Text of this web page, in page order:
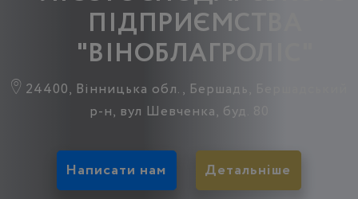
ПІДПРИЄМСТВА
"ВІНОБЛАГРОЛІС"
24400, Вінницька обл., Бершадь, Бершадський
р-н, вул Шевченка, буд. 80
Написати нам Детальніше